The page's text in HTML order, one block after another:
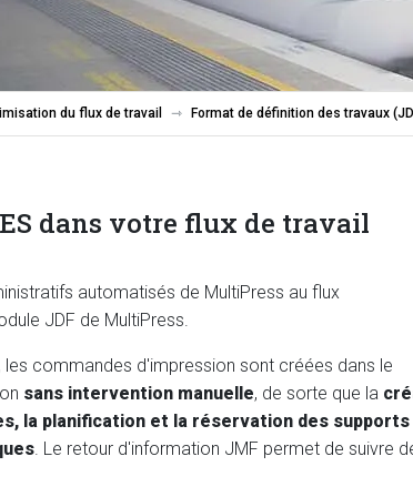
du flux de travail Format de définition des travaux
dans votre flux de travail
automatisés de MultiPress au flux
JDF de MultiPress.
les commandes d'impression sont créées dans le
sans intervention manuelle, de sorte que la
la planification et la réservation des
. Le retour d'information JMF permet de suivre